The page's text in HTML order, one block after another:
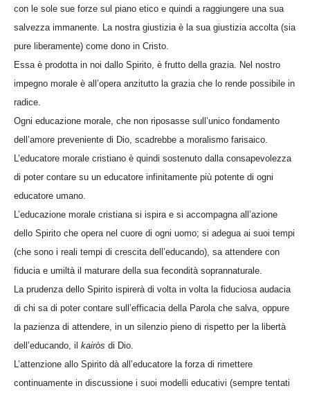
con le sole sue forze sul piano etico e quindi a raggiungere una sua
salvezza immanente. La nostra giustizia è la sua giustizia accolta (sia
pure liberamente) come dono in Cristo.
Essa è prodotta in noi dallo Spirito, è frutto della grazia. Nel nostro
impegno morale è all’opera anzitutto la grazia che lo rende possibile in
radice.
Ogni educazione morale, che non riposasse sull’unico fondamento
dell’amore preveniente di Dio, scadrebbe a moralismo farisaico.
L’educatore morale cristiano è quindi sostenuto dalla consapevolezza
di poter contare su un educatore infinitamente più potente di ogni
educatore umano.
L’educazione morale cristiana si ispira e si accompagna all’azione
dello Spirito che opera nel cuore di ogni uomo; si adegua ai suoi tempi
(che sono i reali tempi di crescita dell’educando), sa attendere con
fiducia e umiltà il maturare della sua fecondità soprannaturale.
La prudenza dello Spirito ispirerà di volta in volta la fiduciosa audacia
di chi sa di poter contare sull’efficacia della Parola che salva, oppure
la pazienza di attendere, in un silenzio pieno di rispetto per la libertà
dell’educando, il kairòs di Dio.
L’attenzione allo Spirito dà all’educatore la forza di rimettere
continuamente in discussione i suoi modelli educativi (sempre tentati